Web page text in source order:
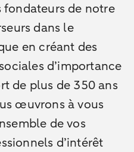
fondateurs de notre
dans le
en créant des
d’importance
de plus de 350 ans
œuvrons à vous
de vos
d’intérêt